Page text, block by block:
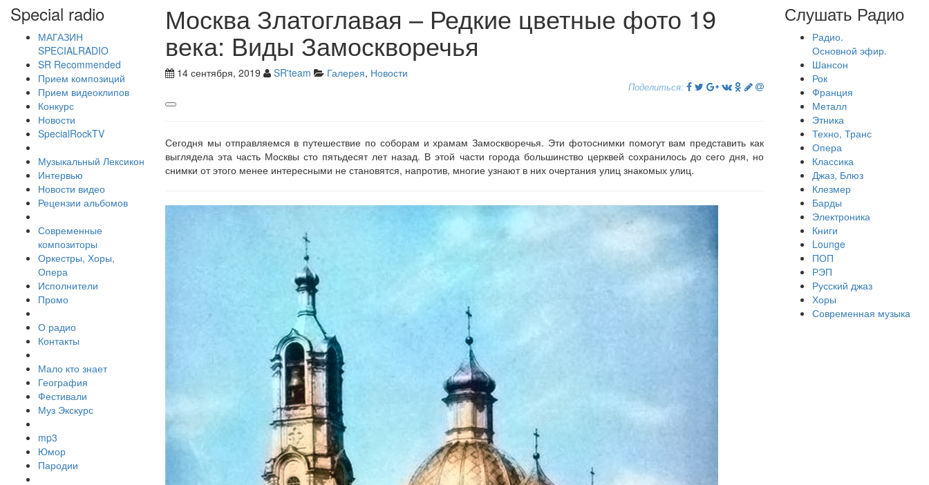
Special radio
МАГАЗИН
SPECIALRADIO
SR Recommended
Прием композиций
Прием видеоклипов
Конкурс
Новости
SpecialRockTV
Музыкальный Лексикон
Интервью
Новости видео
Рецензии альбомов
Современные
композиторы
Оркестры, Хоры,
Опера
Исполнители
Промо
О радио
Контакты
Мало кто знает
География
Фестивали
Муз Экскурс
mp3
Юмор
Пародии
Москва Златоглавая – Редкие цветные фото 19
века: Виды Замоскворечья
14 сентября, 2019 SR'team Галерея, Новости
Поделиться:
Сегодня мы отправляемся в путешествие по соборам и храмам Замоскворечья. Эти фотоснимки помогут вам представить как
выглядела эта часть Москвы сто пятьдесят лет назад. В этой части города большинство церквей сохранилось до сего дня, но
снимки от этого менее интересными не становятся, напротив, многие узнают в них очертания улиц знакомых улиц.
Слушать Радио
Радио.
Основной эфир.
Шансон
Рок
Франция
Металл
Этника
Техно, Транс
Опера
Классика
Джаз, Блюз
Клезмер
Барды
Электроника
Книги
Lounge
ПОП
РЭП
Русский джаз
Хоры
Современная музыка